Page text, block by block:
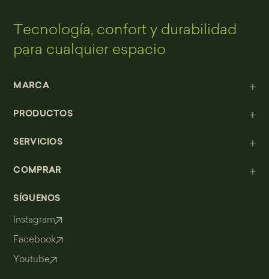
Tecnología, confort y durabilidad
para cualquier espacio
MARCA
PRODUCTOS
SERVICIOS
COMPRAR
SÍGUENOS
Instagram
Facebook
Youtube